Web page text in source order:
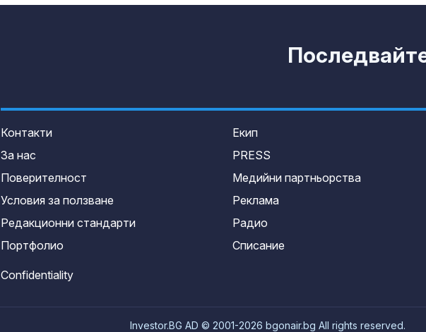
Контакти
За нас
Поверителност
Условия за ползване
Редакционни стандарти
Портфолио
Екип
PRESS
Медийни партньорства
Реклама
Радио
Списание
Confidentiality
Investor.BG AD © 2001-2026 bgonair.bg All rights reserved.